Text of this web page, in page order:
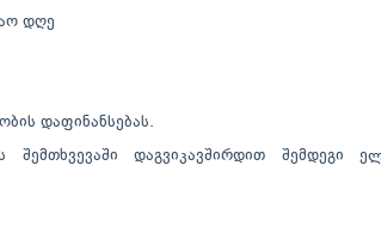
დღე
დაფინანსებას.
შემთხვევაში დაგვიკავშირდით შემდეგი